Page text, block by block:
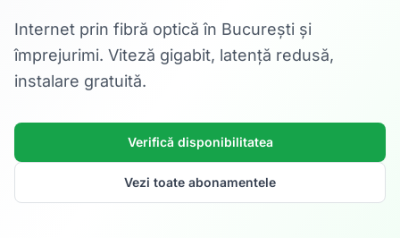
Internet prin fibră optică în București și
împrejurimi. Viteză gigabit, latență redusă,
instalare gratuită.
Verifică disponibilitatea
Vezi toate abonamentele